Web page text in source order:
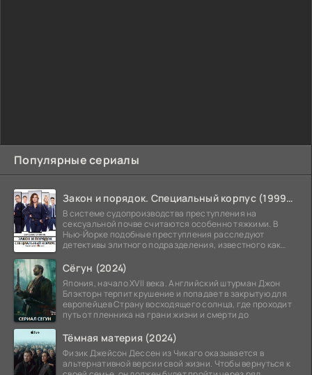
Популярные сериалы
Закон и порядок. Специальный корпус (1999-2026)
В системе судопроизводства преступления на
сексуальной почве считаются особенно тяжкими. В
Нью-Йорке подобные преступления расследуют
детективы элитного подразделения, известного как
Сёгун (2024)
Япония, начало XVII века. Английский штурман Джон
Блэкторн терпит крушение и попадает в закрытую для
европейцев Страну восходящего солнца, где проходит
путь от пленника на грани жизни и смерти до
Тёмная материя (2024)
Физик Джейсон Дессен из Чикаго оказывается в
альтернативной версии свой жизни. Чтобы вернуться к